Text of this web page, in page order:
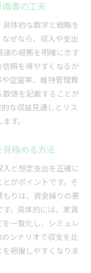
書の工夫
体的な数字と戦略を
ぜなら、収入や支出
の根拠を明確に示す
頼を得やすくなるか
空室率、維持管理費
値を記載することが
な収益見通しとリス
す。
極める方法
と想定支出を正確に
がポイントです。そ
りは、資金繰りの悪
。具体的には、家賃
一覧化し、シミュレ
シナリオで収支を比
把握しやすくなりま